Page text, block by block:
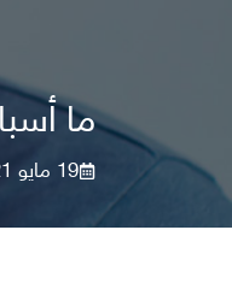
ما
19 مايو 2021